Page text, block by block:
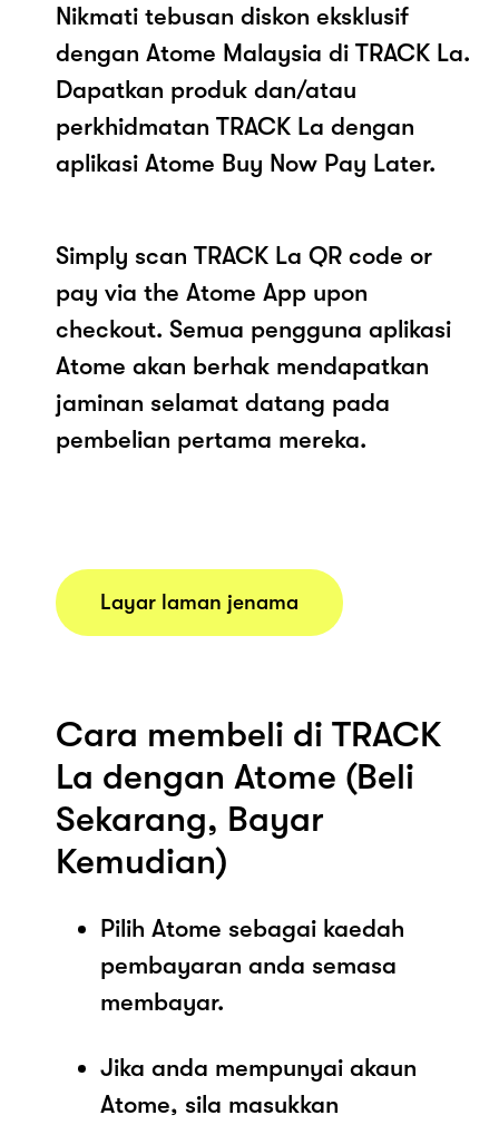
Nikmati tebusan diskon eksklusif
dengan Atome Malaysia di TRACK La.
Dapatkan produk dan/atau
perkhidmatan TRACK La dengan
aplikasi Atome Buy Now Pay Later.
Simply scan TRACK La QR code or
pay via the Atome App upon
checkout. Semua pengguna aplikasi
Atome akan berhak mendapatkan
jaminan selamat datang pada
pembelian pertama mereka.
Layar laman jenama
Cara membeli di TRACK
La dengan Atome (Beli
Sekarang, Bayar
Kemudian)
Pilih Atome sebagai kaedah
pembayaran anda semasa
membayar.
Jika anda mempunyai akaun
Atome, sila masukkan